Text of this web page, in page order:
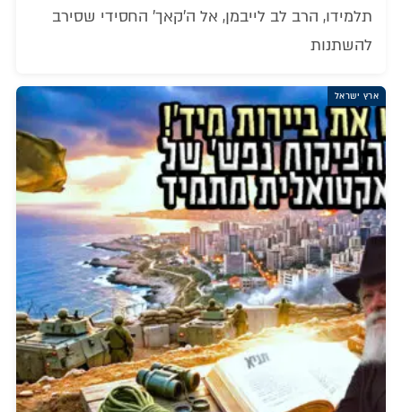
תלמידו, הרב לב לייבמן, אל ה'קאך' החסידי שסירב
להשתנות
ארץ ישראל